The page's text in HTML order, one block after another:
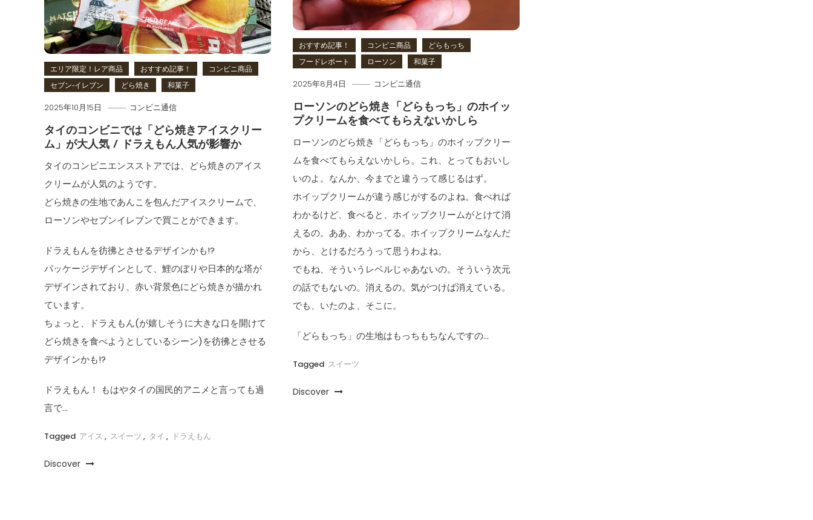
エリア限定！レア商品 おすすめ記事！
コンビニ商品
セブン‐イレブン
どら焼き 和菓子
2025年10月15日 コンビニ通信
タイのコンビニでは「どら焼きアイスクリー
ム」が大人気 / ドラえもん人気が影響か
タイのコンビニエンスストアでは、どら焼きのアイス
クリームが人気のようです。
どら焼きの生地であんこを包んだアイスクリームで、
ローソンやセブンイレブンで買ことができます。
ドラえもんを彷彿とさせるデザインかも!?
パッケージデザインとして、鯉のぼりや日本的な塔が
デザインされており、赤い背景色にどら焼きが描かれ
ています。
ちょっと、ドラえもん(が嬉しそうに大きな口を開けて
どら焼きを食べようとしているシーン)を彷彿とさせる
デザインかも!?
ドラえもん！ もはやタイの国民的アニメと言っても過
言で…
Tagged アイス , スイーツ , タイ , ドラえもん
Discover
おすすめ記事！ コンビニ商品
どらもっち
フードレポート
ローソン 和菓子
2025年8月4日 コンビニ通信
ローソンのどら焼き「どらもっち」のホイッ
プクリームを食べてもらえないかしら
ローソンのどら焼き「どらもっち」のホイップクリー
ムを食べてもらえないかしら。これ、とってもおいし
いのよ。なんか、今までと違うって感じるはず。
ホイップクリームが違う感じがするのよね。食べれば
わかるけど、食べると、ホイップクリームがとけて消
えるの。ああ、わかってる。ホイップクリームなんだ
から、とけるだろうって思うわよね。
でもね、そういうレベルじゃあないの。そういう次元
の話でもないの。消えるの。気がつけば消えている。
でも、いたのよ、そこに。
「どらもっち」の生地はもっちもちなんですの…
Tagged スイーツ
Discover